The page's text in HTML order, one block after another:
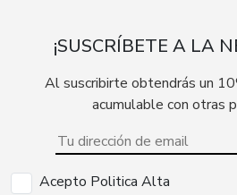
¡SUSCRÍBETE A LA
Al suscribirte obtendrás un
acumulable con otras
Acepto Politica Alta